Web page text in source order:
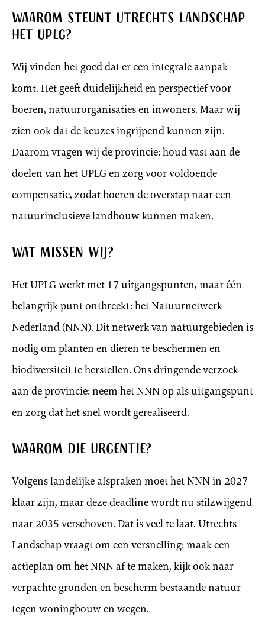
Waarom steunt Utrechts Landschap
het UPLG?
Wij vinden het goed dat er een integrale aanpak
komt. Het geeft duidelijkheid en perspectief voor
boeren, natuurorganisaties en inwoners. Maar wij
zien ook dat de keuzes ingrijpend kunnen zijn.
Daarom vragen wij de provincie: houd vast aan de
doelen van het UPLG en zorg voor voldoende
compensatie, zodat boeren de overstap naar een
natuurinclusieve landbouw kunnen maken.
Wat missen wij?
Het UPLG werkt met 17 uitgangspunten, maar één
belangrijk punt ontbreekt: het Natuurnetwerk
Nederland (NNN). Dit netwerk van natuurgebieden is
nodig om planten en dieren te beschermen en
biodiversiteit te herstellen. Ons dringende verzoek
aan de provincie: neem het NNN op als uitgangspunt
en zorg dat het snel wordt gerealiseerd.
Waarom die urgentie?
Volgens landelijke afspraken moet het NNN in 2027
klaar zijn, maar deze deadline wordt nu stilzwijgend
naar 2035 verschoven. Dat is veel te laat. Utrechts
Landschap vraagt om een versnelling: maak een
actieplan om het NNN af te maken, kijk ook naar
verpachte gronden en bescherm bestaande natuur
tegen woningbouw en wegen.